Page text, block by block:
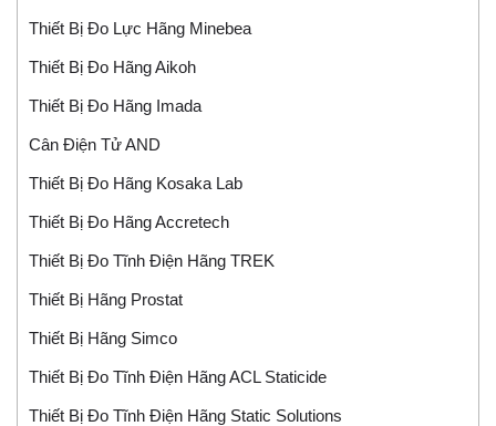
Thiết Bị Đo Lực Hãng Minebea
Thiết Bị Đo Hãng Aikoh
Thiết Bị Đo Hãng Imada
Cân Điện Tử AND
Thiết Bị Đo Hãng Kosaka Lab
Thiết Bị Đo Hãng Accretech
Thiết Bị Đo Tĩnh Điện Hãng TREK
Thiết Bị Hãng Prostat
Thiết Bị Hãng Simco
Thiết Bị Đo Tĩnh Điện Hãng ACL Staticide
Thiết Bị Đo Tĩnh Điện Hãng Static Solutions